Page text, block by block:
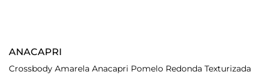
ANACAPRI
Crossbody Amarela Anacapri Pomelo Redonda Texturizada